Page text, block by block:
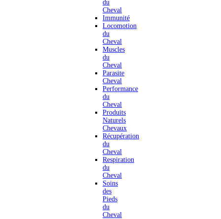
du
Cheval
Immunité
Locomotion
du
Cheval
Muscles
du
Cheval
Parasite
Cheval
Performance
du
Cheval
Produits
Naturels
Chevaux
Récupération
du
Cheval
Respiration
du
Cheval
Soins
des
Pieds
du
Cheval